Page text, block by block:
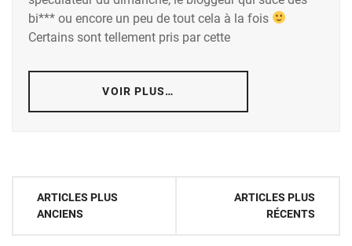
bi*** ou encore un peu de tout cela à la fois
Certains sont tellement pris par cette
VOIR PLUS…
Navigation
ARTICLES PLUS
ANCIENS
ARTICLES PLUS
RÉCENTS